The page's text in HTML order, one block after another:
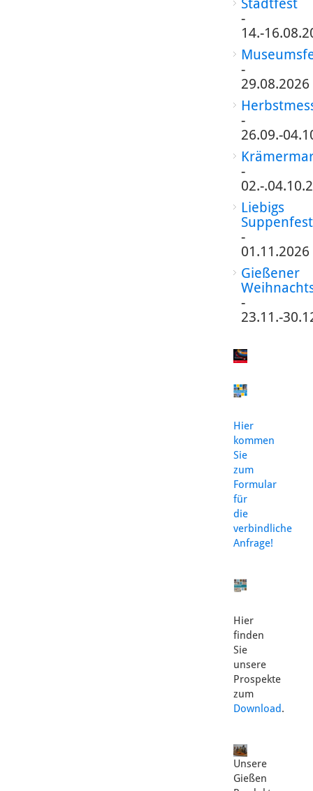
Stadtfest
-
14.-
-
29.08.2026
-
26.09.-
-
02.-
Liebigs
Suppenfest
-
01.11.2026
Gießener
-
23.11.-
Hier
kommen
Sie
zum
Formular
für
die
verbindliche
Anfrage!
Hier
finden
Sie
unsere
Prospekte
zum
Download.
Unsere
Gießen